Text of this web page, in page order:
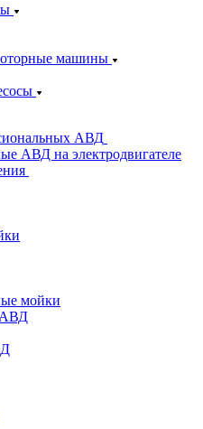
машины
АВД
АВД на электродвигателе
мойки
АВД